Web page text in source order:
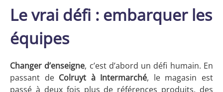
Le vrai défi : embarquer les
équipes
Changer d’enseigne, c’est d’abord un défi humain. En
passant de Colruyt à Intermarché, le magasin est
passé à deux fois plus de références produits, des